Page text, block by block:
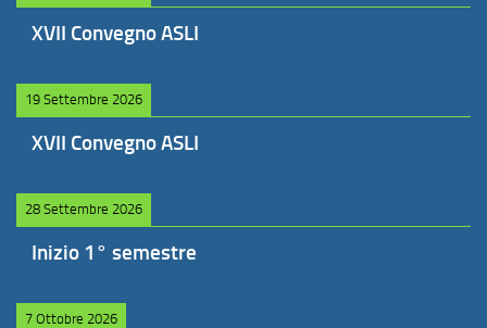
XVII Convegno ASLI
19 Settembre 2026
XVII Convegno ASLI
28 Settembre 2026
Inizio 1° semestre
7 Ottobre 2026